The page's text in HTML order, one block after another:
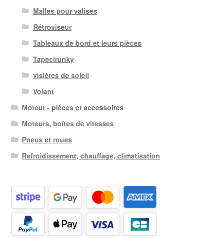
Malles pour valises
Rétroviseur
Tableaux de bord et leurs pièces
Tapecírunky
visières de soleil
Volant
Moteur - pièces et accessoires
Moteurs, boîtes de vitesses
Pneus et roues
Refroidissement, chauffage, climatisation